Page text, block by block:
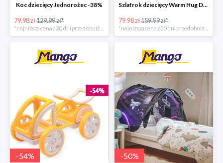
Koc dziecięcy Jednorożec -38%
79.98 zł129.99 zł*
*najniższa cena z 30 dni przed obniżką
Szlafrok dziecięcy Warm Hug Dormeo -50%
79.98 zł159.99 zł*
*najniższa cena z 30 dni przed obniżką
-54% -50%